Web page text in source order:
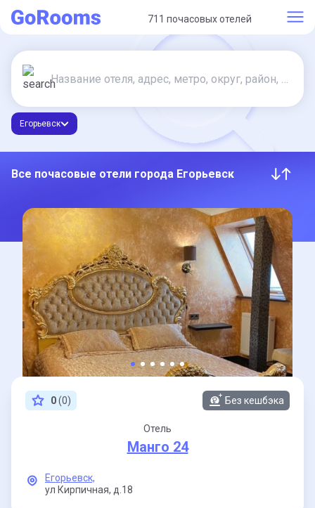
711 почасовых отелей
Егорьевск
Все почасовые отели города Егорьевск
0(0) Без кешбэка
Отель
Манго 24
Егорьевск,
ул Кирпичная, д.18